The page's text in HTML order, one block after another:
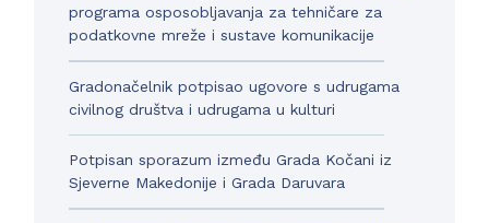
programa osposobljavanja za tehničare za
podatkovne mreže i sustave komunikacije
Gradonačelnik potpisao ugovore s udrugama
civilnog društva i udrugama u kulturi
Potpisan sporazum između Grada Kočani iz
Sjeverne Makedonije i Grada Daruvara